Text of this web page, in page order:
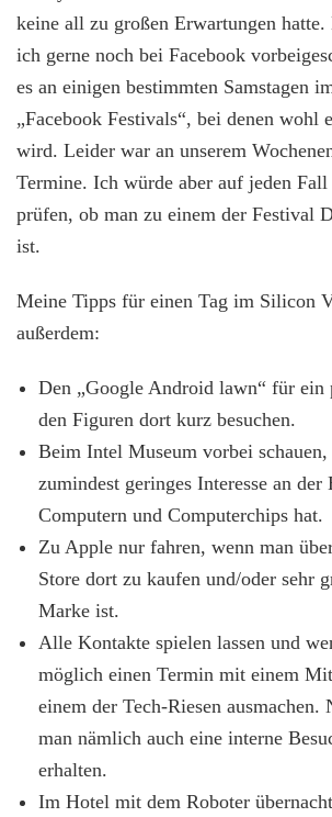
keine all zu großen Erwartungen
ich gerne noch bei Facebook
es an einigen bestimmten Samstagen
„Facebook Festivals“, bei denen wohl
wird. Leider war an unserem
Termine. Ich würde aber auf jeden
prüfen, ob man zu einem der Festival
ist.
Meine Tipps für einen Tag im Silicon
außerdem:
Den „Google Android lawn“ für ein
den Figuren dort kurz besuchen.
Beim Intel Museum vorbei
zumindest geringes Interesse an
Computern und Computerchips hat.
Zu Apple nur fahren, wenn man
Store dort zu kaufen und/oder sehr
Marke ist.
Alle Kontakte spielen lassen und
möglich einen Termin mit einem
einem der Tech-Riesen ausmachen.
man nämlich auch eine interne
erhalten.
Im Hotel mit dem Roboter